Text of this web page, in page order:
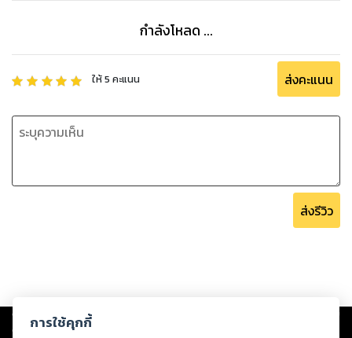
กำลังโหลด ...
ให้5 คะแนน ส่งคะแนน
ส่งรีวิว
Copyright © 2026
ต่อผลงานหรือเนื้อหาใดที่อัปโหลดผ่านเว็บไซต์และปรากฏว่าละเมิดสิทธิใน
การใช้คุกกี้